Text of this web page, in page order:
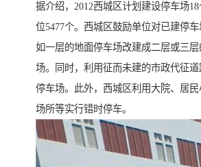
据介绍，2012西城区计划建设停车场
位5477个。西城区鼓励单位对已建停车
如一层的地面停车场改建成二层或三
场。同时，利用征而未建的市政代征
停车场。此外，西城区利用大院、居
场所等实行错时停车。